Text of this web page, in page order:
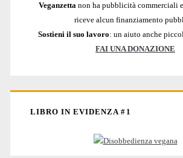
Veganzetta non ha pubblicità commerciali
riceve alcun finanziamento
Sostieni il suo lavoro: un aiuto anche
FAI UNA DONAZIONE
LIBRO IN EVIDENZA #1